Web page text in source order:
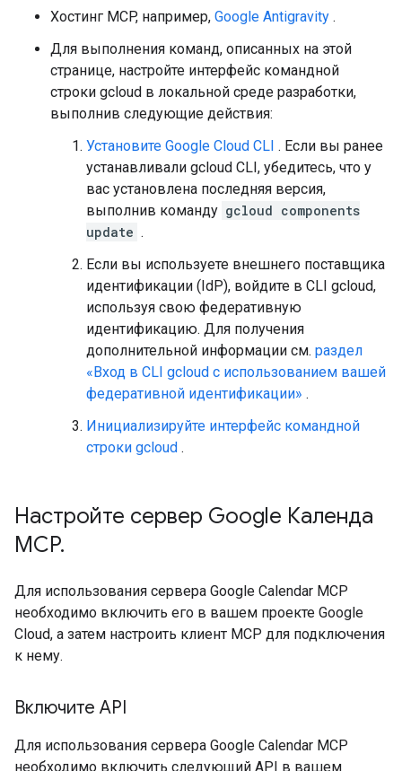
Хостинг MCP, например, Google Antigravity .
Для выполнения команд, описанных на этой
странице, настройте интерфейс командной
строки gcloud в локальной среде разработки,
выполнив следующие действия:
Установите Google Cloud CLI . Если вы ранее
устанавливали gcloud CLI, убедитесь, что у
вас установлена ​​последняя версия,
выполнив команду gcloud components
update .
Если вы используете внешнего поставщика
идентификации (IdP), войдите в CLI gcloud,
используя свою федеративную
идентификацию. Для получения
дополнительной информации см. раздел
«Вход в CLI gcloud с использованием вашей
федеративной идентификации» .
Инициализируйте интерфейс командной
строки gcloud .
Настройте сервер Google Календа
MCP.
Для использования сервера Google Calendar MCP
необходимо включить его в вашем проекте Google
Cloud, а затем настроить клиент MCP для подключения
к нему.
Включите API
Для использования сервера Google Calendar MCP
необходимо включить следующий API в вашем